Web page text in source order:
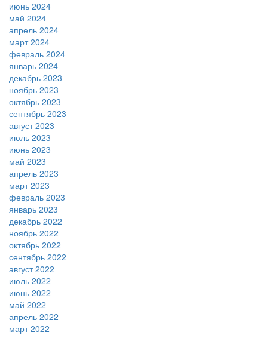
июнь 2024
май 2024
апрель 2024
март 2024
февраль 2024
январь 2024
декабрь 2023
ноябрь 2023
октябрь 2023
сентябрь 2023
август 2023
июль 2023
июнь 2023
май 2023
апрель 2023
март 2023
февраль 2023
январь 2023
декабрь 2022
ноябрь 2022
октябрь 2022
сентябрь 2022
август 2022
июль 2022
июнь 2022
май 2022
апрель 2022
март 2022